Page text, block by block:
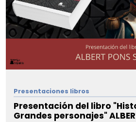
Presentaciones libros
Presentación del libro
Grandes personajes"